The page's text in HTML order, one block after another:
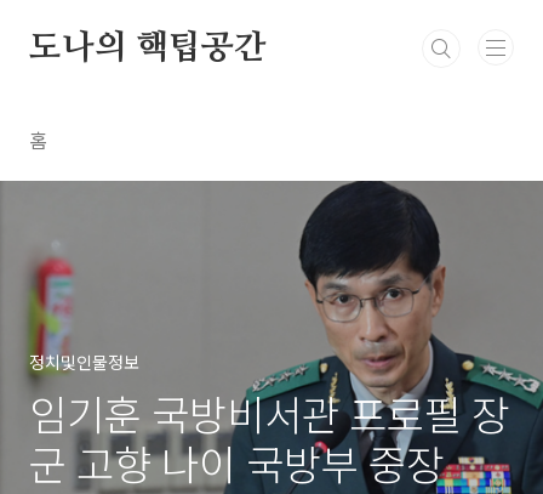
도나의 핵팁공간
홈
정치및인물정보
임기훈 국방비서관 프로필 장
군 고향 나이 국방부 중장